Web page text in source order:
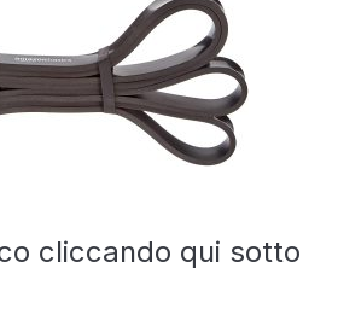
cliccando qui sotto